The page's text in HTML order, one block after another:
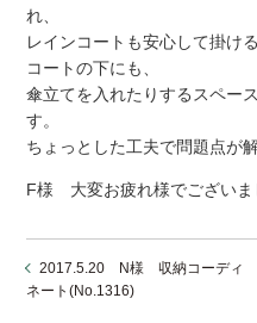
れ、
レインコートも安心して掛け
コートの下にも、
傘立てを入れたりするスペー
す。
ちょっとした工夫で問題点が
F様 大変お疲れ様でございま
2017.5.20 N様 収納コーディ
ネート(No.1316)